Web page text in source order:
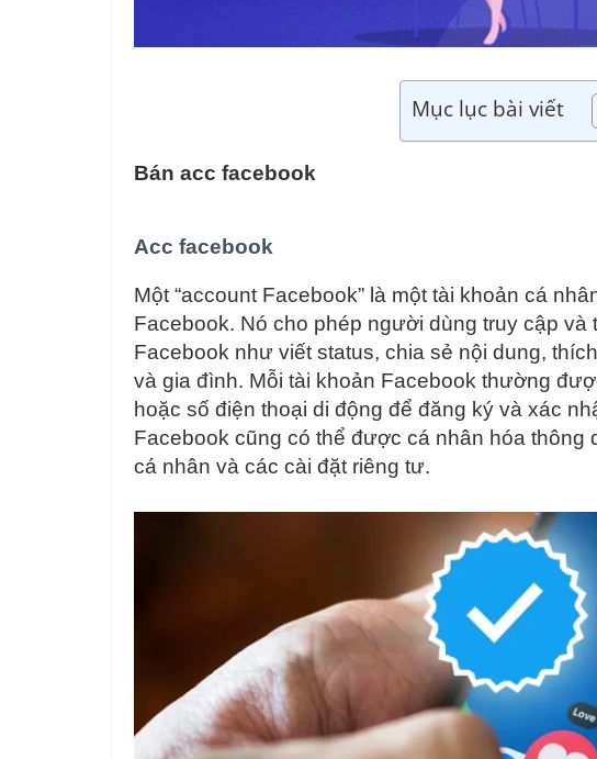
Mục lục bài viết
Bán acc facebook
Acc facebook
Một “account Facebook” là một tài khoản cá
Facebook. Nó cho phép người dùng truy cập
Facebook như viết status, chia sẻ nội dung,
và gia đình. Mỗi tài khoản Facebook thường
hoặc số điện thoại di động để đăng ký và xác
Facebook cũng có thể được cá nhân hóa thông
cá nhân và các cài đặt riêng tư.